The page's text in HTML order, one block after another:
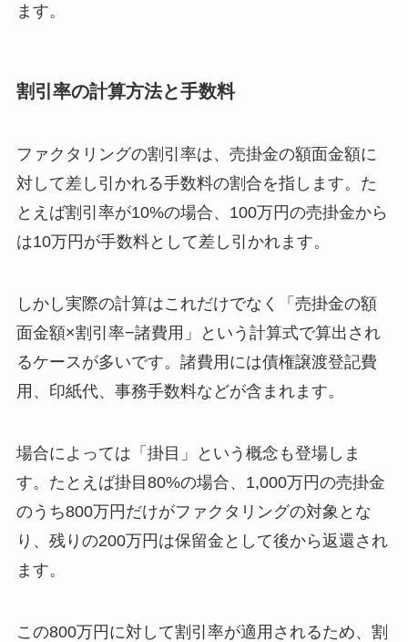
ます。
割引率の計算方法と手数料
ファクタリングの割引率は、売掛金の額面金額に
対して差し引かれる手数料の割合を指します。た
とえば割引率が10%の場合、100万円の売掛金から
は10万円が手数料として差し引かれます。
しかし実際の計算はこれだけでなく「売掛金の額
面金額×割引率−諸費用」という計算式で算出され
るケースが多いです。諸費用には債権譲渡登記費
用、印紙代、事務手数料などが含まれます。
場合によっては「掛目」という概念も登場しま
す。たとえば掛目80%の場合、1,000万円の売掛金
のうち800万円だけがファクタリングの対象とな
り、残りの200万円は保留金として後から返還され
ます。
この800万円に対して割引率が適用されるため、割